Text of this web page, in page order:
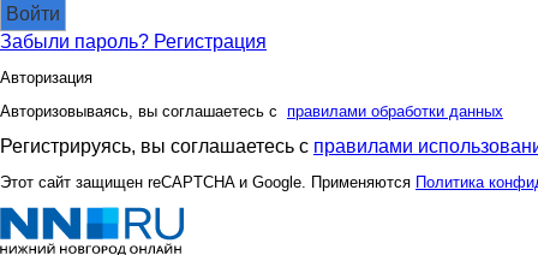
Войти
Забыли пароль? Регистрация
Авторизация
Авторизовываясь, вы соглашаетесь с правилами обработки данных
Регистрируясь, вы соглашаетесь с правилами
Этот сайт защищен reCAPTCHA и Google. Применяются Политика